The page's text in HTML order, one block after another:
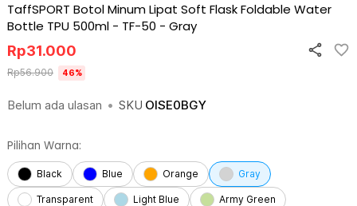
TaffSPORT Botol Minum Lipat Soft Flask Foldable Water
Bottle TPU 500ml - TF-50 - Gray
Belum ada ulasan • SKU OISE0BGY
Rp31.000
Rp56.900 46%
Pilihan Warna:
Black Blue Orange Gray
Transparent Light Blue Army Green